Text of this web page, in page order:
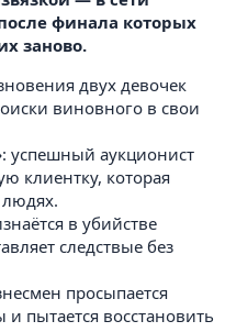
финала которых
заново.
двух девочек
виновного в свои
: успешный аукционист
клиентку, которая
людях.
в убийстве
следствые без
просыпается
пытается восстановить